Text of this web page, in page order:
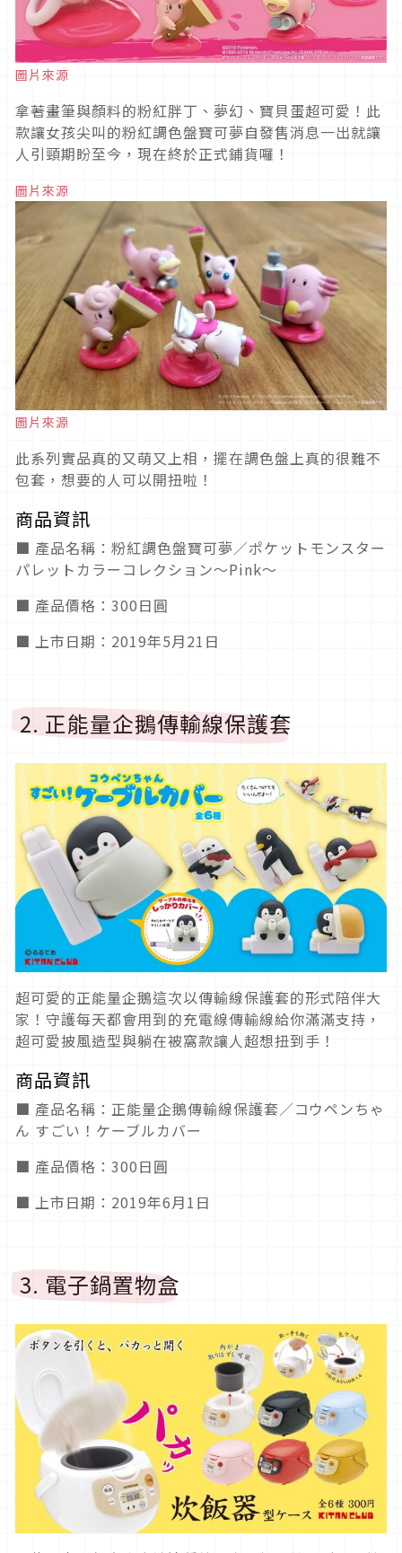
圖片來源
拿著畫筆與顏料的粉紅胖丁、夢幻、寶貝蛋超可愛！此
款讓女孩尖叫的粉紅調色盤寶可夢自發售消息一出就讓
人引頸期盼至今，現在終於正式鋪貨囉！
圖片來源
圖片來源
此系列實品真的又萌又上相，擺在調色盤上真的很難不
包套，想要的人可以開扭啦！
商品資訊
■ 產品名稱：粉紅調色盤寶可夢／ポケットモンスター
パレットカラーコレクション〜Pink〜
■ 產品價格：300日圓
■ 上市日期：2019年5月21日
2. 正能量企鵝傳輸線保護套
超可愛的正能量企鵝這次以傳輸線保護套的形式陪伴大
家！守護每天都會用到的充電線傳輸線給你滿滿支持，
超可愛披風造型與躺在被窩款讓人超想扭到手！
商品資訊
■ 產品名稱：正能量企鵝傳輸線保護套／コウペンちゃ
ん すごい！ケーブルカバー
■ 產品價格：300日圓
■ 上市日期：2019年6月1日
3. 電子鍋置物盒